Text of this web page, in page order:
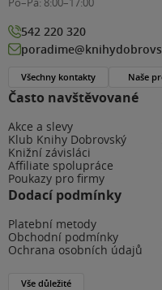
Často navštěvované
Akce a slevy
Klub Knihy Dobrovský
Knižní závisláci
Affiliate spolupráce
Poukazy pro firmy
Dodací podmínky
Platební metody
Obchodní podmínky
Ochrana osobních údajů
Vše důležité
542 220 320
Všechny kontakty Naše